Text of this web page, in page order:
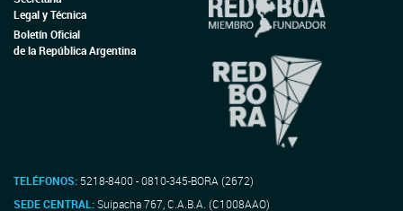
Legal y Técnica
Boletín Oficial
de la República Argentina
TELÉFONOS: 5218-8400 - 0810-345-BORA (2672)
SEDE CENTRAL:Suipacha 767, C.A.B.A. (C1008AAO)